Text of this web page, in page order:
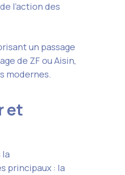
l’action des
un passage
de ZF ou Aisin,
modernes.
et
la
principaux : la